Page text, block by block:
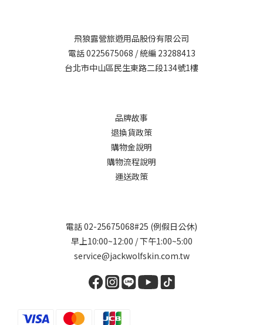
飛狼露營旅遊用品股份有限公司
電話 0225675068 / 統編 23288413
台北市中山區民生東路二段134號1樓
品牌故事
退換貨政策
購物金說明
購物流程說明
運送政策
電話 02-25675068#25 (例假日公休)
早上10:00~12:00 / 下午1:00~5:00
service@jackwolfskin.com.tw